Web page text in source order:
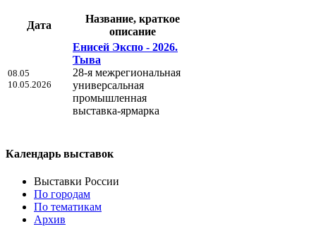
Дата
Название, краткое
описание
08.05
10.05.2026
Енисей Экспо - 2026.
Тыва
28-я межрегиональная
универсальная
промышленная
выставка-ярмарка
Календарь выставок
Выставки России
По городам
По тематикам
Архив